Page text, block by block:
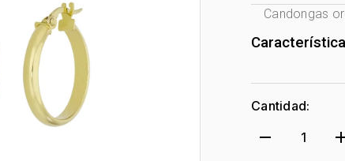
Candongas
Género:
Tono Metal:
Metal: Oro
Forma:
1/2
Cantidad:
remove 1